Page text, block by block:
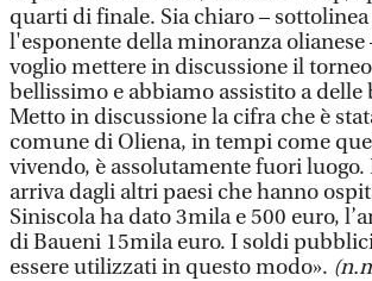
quarti di finale. Sia chiaro –
l'esponente della minoranza olianese
voglio mettere in discussione il
bellissimo e abbiamo assistito a delle
Metto in discussione la cifra che è
comune di Oliena, in tempi come
vivendo, è assolutamente fuori luogo.
arriva dagli altri paesi che hanno
Siniscola ha dato 3mila e 500 euro,
di Baueni 15mila euro. I soldi
essere utilizzati in questo modo».